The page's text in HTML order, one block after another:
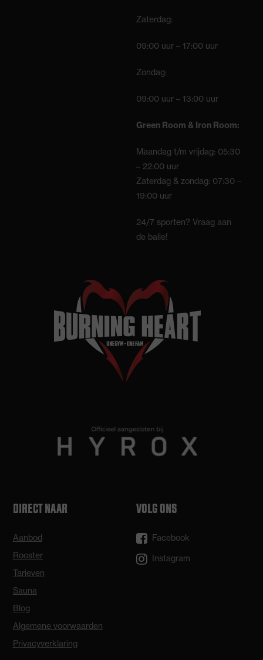
Zaterdag:
09:00 uur – 17:00 uur
Zondag:
09:00 uur – 13:00 uur
Green Room & Iron Room:
Maandag t/m vrijdag: 05:30
– 22:00 uur
Zaterdag & zondag: 07:30 –
19:00 uur
24/7 sporten? Vraag aan
de balie!
DIRECT NAAR
Aanbod
Rooster
Tarieven
Sauna
Blog
Algemene voorwaarden
Privacyverklaring
VOLG ONS
Facebook
Instagram